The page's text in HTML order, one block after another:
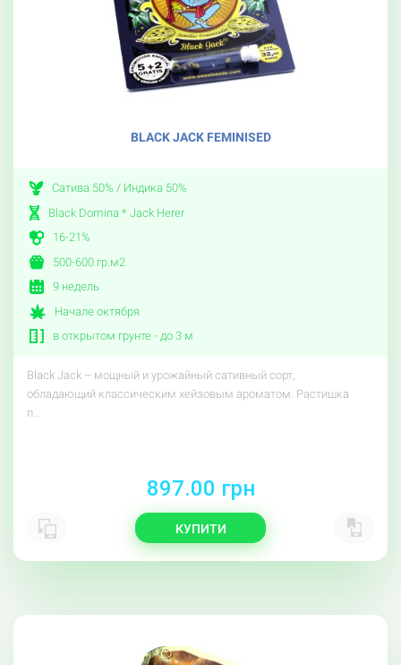
BLACK JACK FEMINISED
Сатива 50% / Индика 50%
Black Domina * Jack Herer
16-21%
500-600 гр.м2
9 недель
Начале октября
в открытом грунте - до 3 м
Black Jack – мощный и урожайный сативный сорт,
обладающий классическим хейзовым ароматом. Растишка
п..
897.00 грн
КУПИТИ